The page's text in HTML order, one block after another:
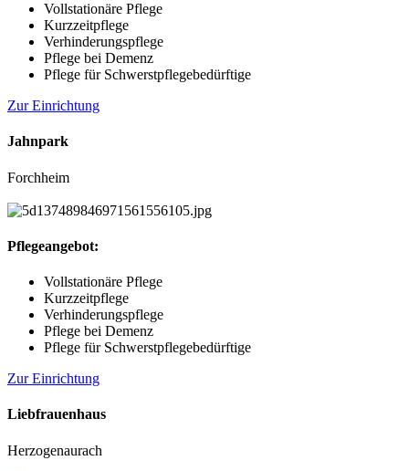
Vollstationäre Pflege
Kurzzeitpflege
Verhinderungspflege
Pflege bei Demenz
Pflege für Schwerstpflegebedürftige
Zur Einrichtung
Jahnpark
Forchheim
Pflegeangebot:
Vollstationäre Pflege
Kurzzeitpflege
Verhinderungspflege
Pflege bei Demenz
Pflege für Schwerstpflegebedürftige
Zur Einrichtung
Liebfrauenhaus
Herzogenaurach